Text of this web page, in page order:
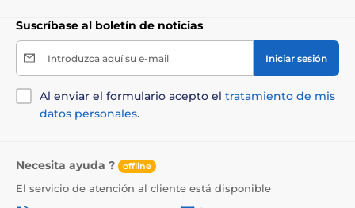
Suscríbase al boletín de noticias
Introduzca aquí su e-mail Iniciar sesión
Al enviar el formulario acepto el tratamiento de mis
datos personales.
Necesita ayuda ? offline
El servicio de atención al cliente está disponible